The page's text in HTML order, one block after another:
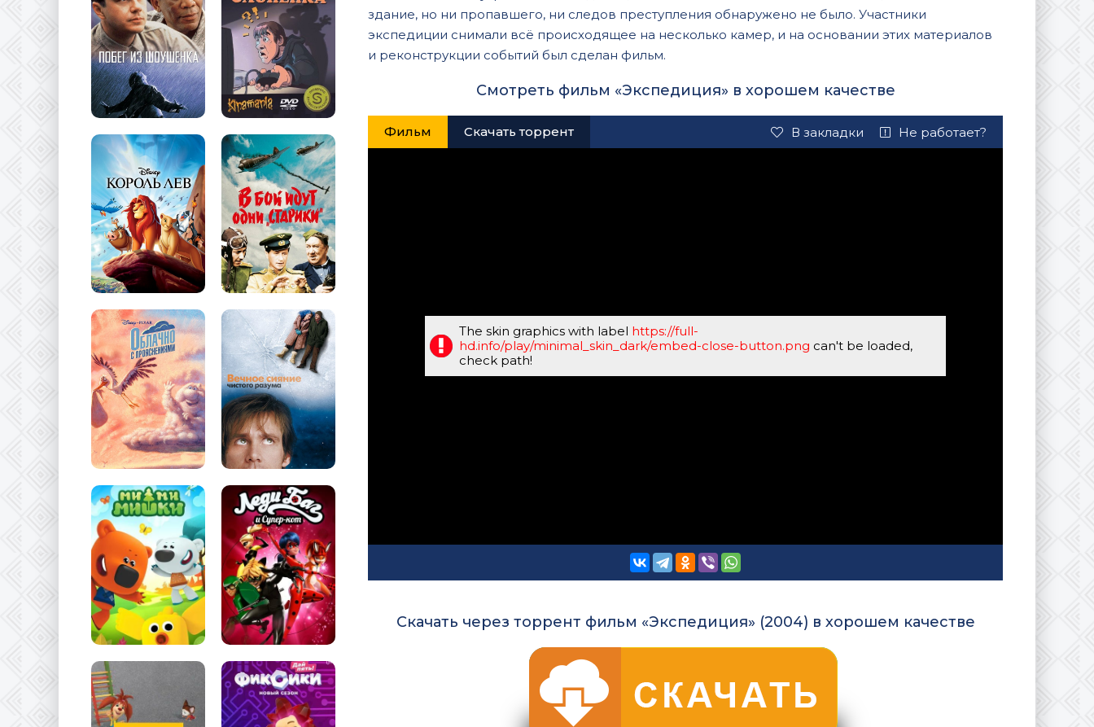
здание, но ни пропавшего, ни следов преступления обнаружено не было. Участники
экспедиции снимали всё происходящее на несколько камер, и на основании этих материалов
и реконструкции событий был сделан фильм.
Смотреть фильм «Экспедиция» в хорошем качестве
Фильм Скачать торрент В закладки Не работает?
The skin graphics with label https://full-
hd.info/play/minimal_skin_dark/embed-close-button.png can't be loaded,
check path!
Скачать через торрент фильм «Экспедиция» (2004) в хорошем качестве